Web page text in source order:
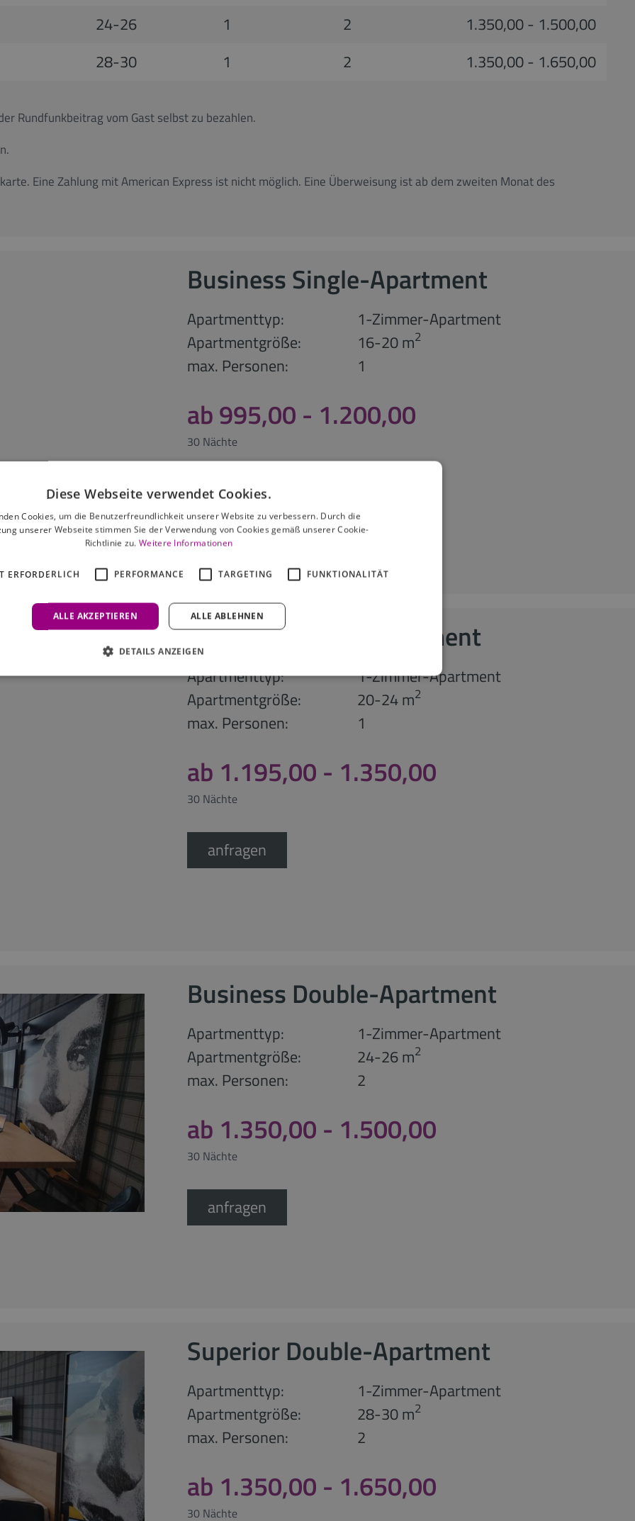
24-26 1 2
1.350,00 - 1.500,00
28-30 1 2 1.350,00 - 1.650,00
Rundfunkbeitrag vom Gast selbst zu bezahlen.
Eine Zahlung mit American Express ist nicht möglich. Eine Überweisung ist ab dem zweiten Monat des
Business Single-Apartment
Apartmenttyp:
1-Zimmer-Apartment
Apartmentgröße:
16-20 m2
max. Personen: 1
ab 995,00 - 1.200,00
30 Nächte
anfragen
Superior Single-Apartment
Apartmenttyp:
1-Zimmer-Apartment
Apartmentgröße:
20-24 m2
max. Personen: 1
ab 1.195,00 - 1.350,00
30 Nächte
anfragen
Business Double-Apartment
Apartmenttyp:
1-Zimmer-Apartment
Apartmentgröße:
24-26 m2
max. Personen: 2
ab 1.350,00 - 1.500,00
30 Nächte
anfragen
Superior Double-Apartment
Apartmenttyp:
1-Zimmer-Apartment
Apartmentgröße:
28-30 m2
max. Personen: 2
ab 1.350,00 - 1.650,00
30 Nächte
Diese Webseite verwendet Cookies.
Cookies, um die Benutzerfreundlichkeit unserer Website zu verbessern. Durch die
unserer Webseite stimmen Sie der Verwendung von Cookies gemäß unserer Cookie-
Richtlinie zu.Weitere Informationen
ERFORDERLICH PERFORMANCE TARGETING FUNKTIONALITÄT
ALLE AKZEPTIEREN ALLE ABLEHNEN
DETAILS ANZEIGEN